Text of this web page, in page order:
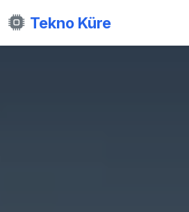
Tekno Küre